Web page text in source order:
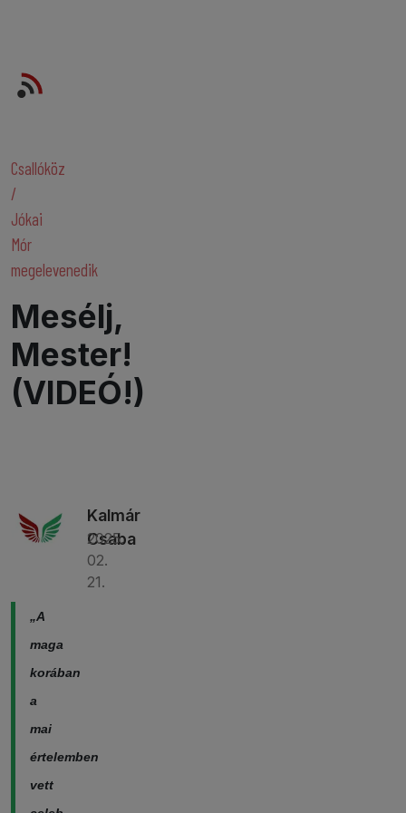
Csallóköz
/
Jókai
Mór
megelevenedik
Mesélj,
Mester!
(VIDEÓ!)
Kalmár
Csaba
2025.
02.
21.
„A
maga
korában
a
mai
értelemben
vett